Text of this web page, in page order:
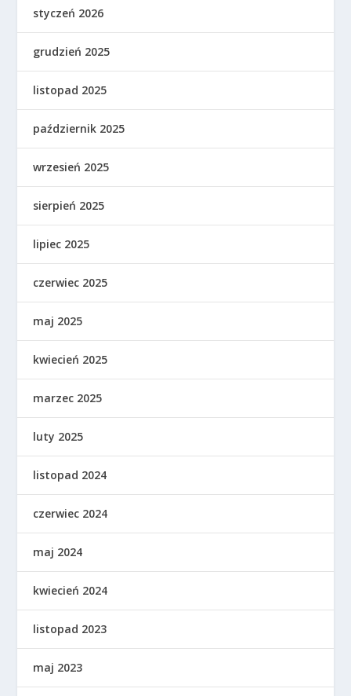
styczeń 2026
grudzień 2025
listopad 2025
październik 2025
wrzesień 2025
sierpień 2025
lipiec 2025
czerwiec 2025
maj 2025
kwiecień 2025
marzec 2025
luty 2025
listopad 2024
czerwiec 2024
maj 2024
kwiecień 2024
listopad 2023
maj 2023